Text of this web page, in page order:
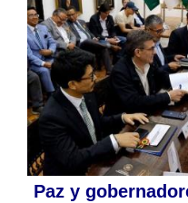
Paz y